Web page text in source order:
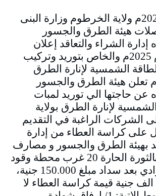
التاريخ 2025/6/25م ولاية الخرطوم وزارة البنى
هيئة الطرق والجسور
الشراء والتعاقد إعلان
عطاء (6) للعام 2025م والخاص بتوريد وتركيب
الشمسية لإنارة الطرق
تعلن هيئة الطرق والجسور
عن حاجتها الي توريد لمبات
لإنارة الطرق بولاية
الشركات الراغبة في التقديم
على كراسة العطاء من إدارة
بهيئة الطرق والجسور و مصارف
المياه بمقرها بالثورة الحارة 20 غرب محطة وقود
النيل شارع الوادي بعد سداد مبلغ 150.000 جنية،
جنية قيمة كراسة العطاء لا